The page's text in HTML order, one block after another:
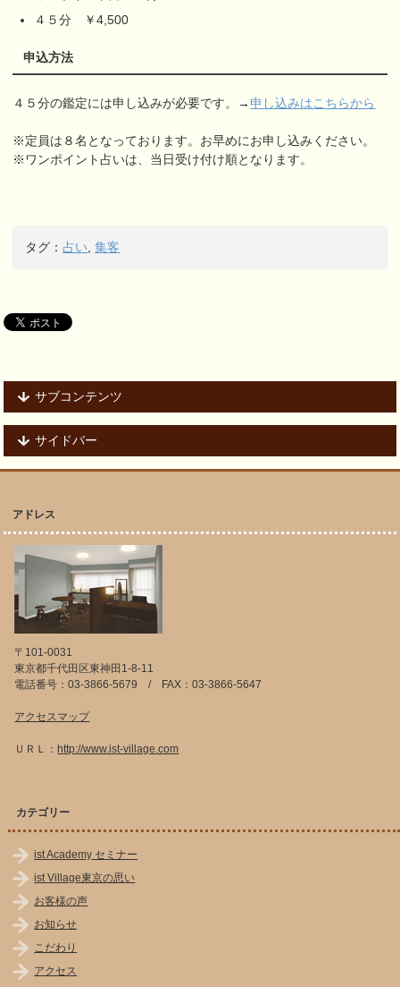
４５分 ￥4,500
申込方法
４５分の鑑定には申し込みが必要です。→申し込みはこちらから
※定員は８名となっております。お早めにお申し込みください。
※ワンポイント占いは、当日受け付け順となります。
タグ：占い ,集客
サブコンテンツ
サイドバー
アドレス
〒101-0031
東京都千代田区東神田1-8-11
電話番号：03-3866-5679 / FAX：03-3866-5647
アクセスマップ
ＵＲＬ：http://www.ist-village.com
カテゴリー
ist Academy セミナー
ist Village東京の思い
お客様の声
お知らせ
こだわり
アクセス